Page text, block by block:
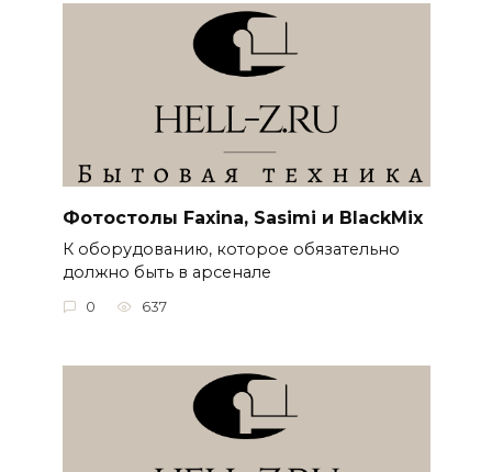
Фотостолы Faxina, Sasimi и BlackMix
К оборудованию, которое обязательно
должно быть в арсенале
0 637